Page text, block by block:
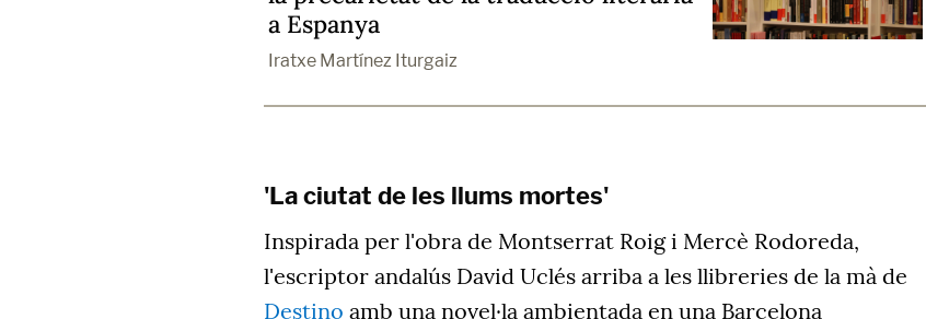
a Espanya
Iratxe Martínez Iturgaiz
'La ciutat de les llums mortes'
Inspirada per l'obra de Montserrat Roig i Mercè Rodoreda,
l'escriptor andalús David Uclés arriba a les llibreries de la mà de
Destino amb una novel·la ambientada en una Barcelona